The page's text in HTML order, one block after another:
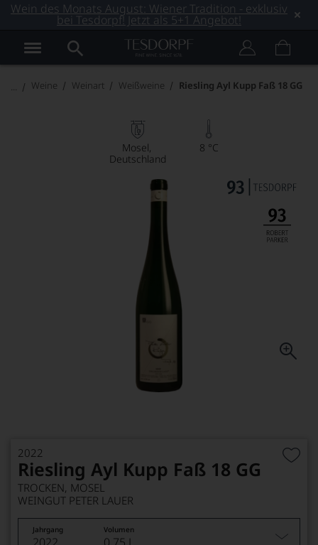
Wein des Monats August: Wiener Tradition - exklusiv
bei Tesdorpf! Jetzt als 5+1 Angebot!
Weine Weinart Weißweine Riesling Ayl Kupp Faß 18 GG
Mosel
Deutschland
8 °C
2022
Riesling Ayl Kupp Faß 18 GG
TROCKEN, MOSEL
WEINGUT PETER LAUER
Jahrgang Volumen